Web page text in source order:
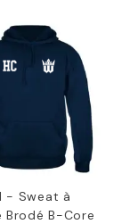
- Sweat à
Brodé B-Core